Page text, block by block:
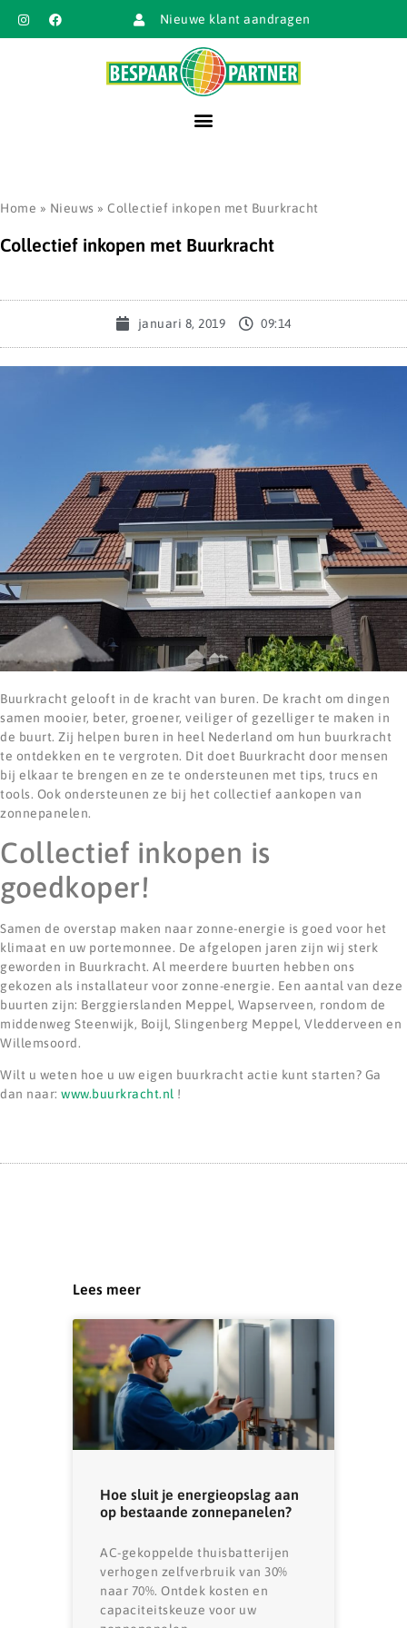
Nieuwe klant aandragen
Home » Nieuws » Collectief inkopen met Buurkracht
Collectief inkopen met Buurkracht
januari 8, 2019 09:14
Buurkracht gelooft in de kracht van buren. De kracht om dingen
samen mooier, beter, groener, veiliger of gezelliger te maken in
de buurt. Zij helpen buren in heel Nederland om hun buurkracht
te ontdekken en te vergroten. Dit doet Buurkracht door mensen
bij elkaar te brengen en ze te ondersteunen met tips, trucs en
tools. Ook ondersteunen ze bij het collectief aankopen van
zonnepanelen.
Collectief inkopen is
goedkoper!
Samen de overstap maken naar zonne-energie is goed voor het
klimaat en uw portemonnee. De afgelopen jaren zijn wij sterk
geworden in Buurkracht. Al meerdere buurten hebben ons
gekozen als installateur voor zonne-energie. Een aantal van deze
buurten zijn: Berggierslanden Meppel, Wapserveen, rondom de
middenweg Steenwijk, Boijl, Slingenberg Meppel, Vledderveen en
Willemsoord.
Wilt u weten hoe u uw eigen buurkracht actie kunt starten? Ga
dan naar: www.buurkracht.nl !
Lees meer
Hoe sluit je energieopslag aan
op bestaande zonnepanelen?
AC-gekoppelde thuisbatterijen
verhogen zelfverbruik van 30%
naar 70%. Ontdek kosten en
capaciteitskeuze voor uw